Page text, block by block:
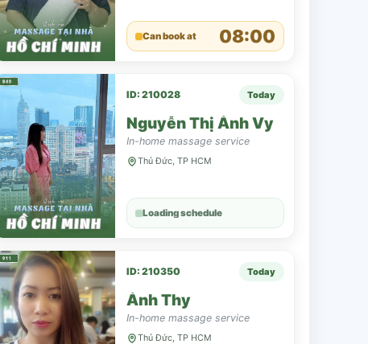
Can book at 08:00
ID: 210028 Today
Nguyễn Thị Ánh Vy
In-home massage service
Thủ Đức, TP HCM
Loading schedule
ID: 210350 Today
Ánh Thy
In-home massage service
Thủ Đức, TP HCM